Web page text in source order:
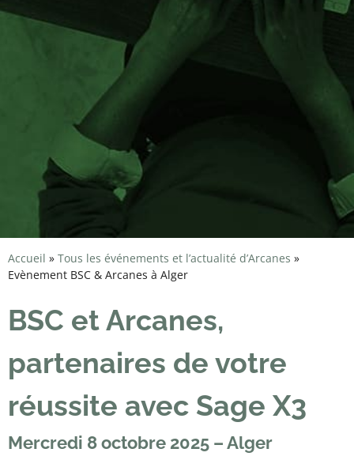
Accueil » Tous les événements et l’actualité d’Arcanes »
Evènement BSC & Arcanes à Alger
BSC et Arcanes,
partenaires de votre
réussite avec Sage X3
Mercredi 8 octobre 2025 – Alger